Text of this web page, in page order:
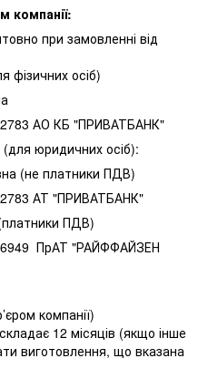
компанії:
при замовленні від
фізичних осіб)
АО КБ "ПРИВАТБАНК"
(для юридичних осіб):
(не платники ПДВ)
АТ "ПРИВАТБАНК"
ПДВ)
ПрАТ "РАЙФФАЙЗЕН
компанії)
12 місяців (якщо інше
виготовлення, що вказана